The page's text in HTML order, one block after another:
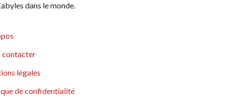
dans le monde.
contacter
légales
de confidentialité